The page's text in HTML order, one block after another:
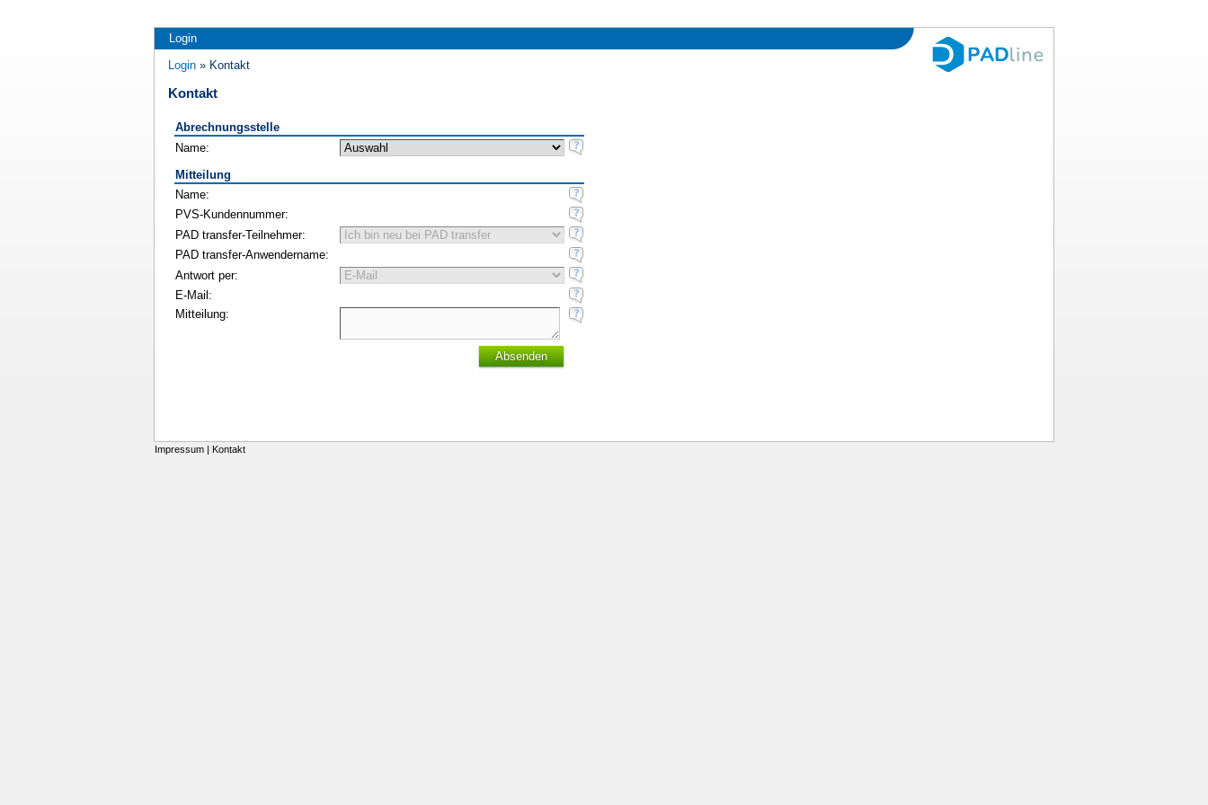
Login
Login » Kontakt
Kontakt
Abrechnungsstelle
Name:
Mitteilung
Name:
PVS-Kundennummer:
PAD transfer-Teilnehmer:
PAD transfer-Anwendername:
Antwort per:
E-Mail:
Mitteilung:
Absenden
Impressum | Kontakt